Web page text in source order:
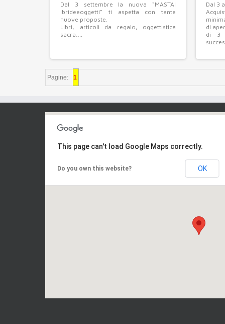
Dal 3 settembre la nuova “MASTAI
lbrideeoggetti” ti aspetta con tante
nuove proposte.
Libri, articoli da regalo, oggettistica
sacra,…
Dal 3
di
di 3
Pagine: 1
This page can't load Google Maps correctly.
Do you own this website? OK